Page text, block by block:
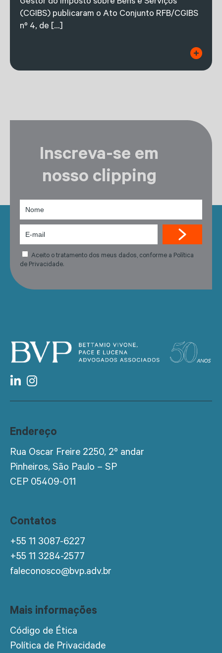
Gestor do Imposto sobre Bens e Serviços
(CGIBS) publicaram o Ato Conjunto RFB/CGIBS
nº 4, de […]
Inscreva-se em
nosso clipping
Aceito o tratamento dos meus dados, conforme a Política
de Privacidade.
Endereço
Rua Oscar Freire 2250, 2º andar
Pinheiros, São Paulo – SP
CEP 05409-011
Contatos
+55 11 3087-6227
+55 11 3284-2577
faleconosco@bvp.adv.br
Mais informações
Código de Ética
Política de Privacidade